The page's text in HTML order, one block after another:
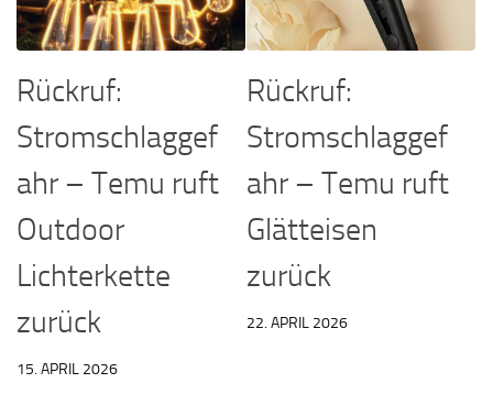
Rückruf:
Stromschlaggef
ahr – Temu ruft
Outdoor
Lichterkette
zurück
15. APRIL 2026
Rückruf:
Stromschlaggef
ahr – Temu ruft
Glätteisen
zurück
22. APRIL 2026